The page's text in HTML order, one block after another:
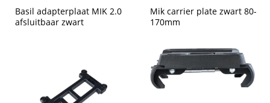
Basil adapterplaat MIK 2.0
afsluitbaar zwart
Mik carrier plate zwart 80-
170mm